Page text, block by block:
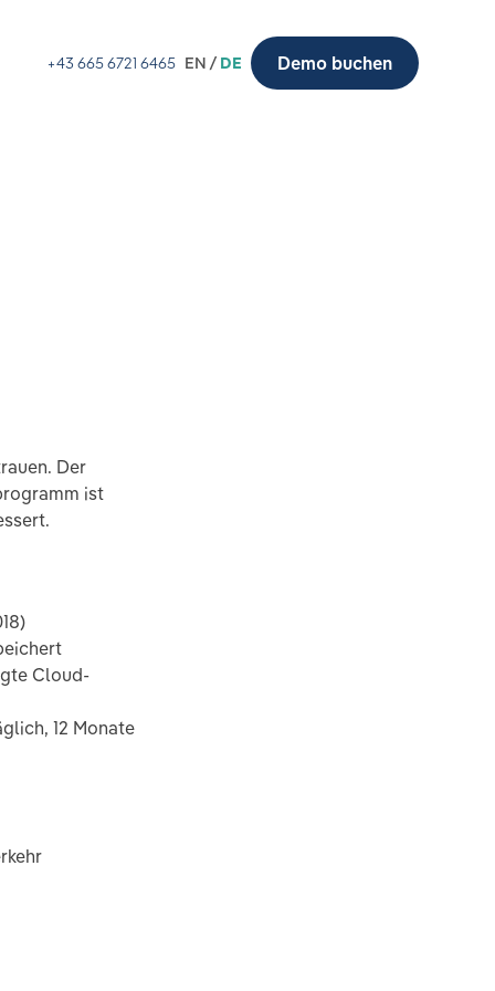
+43 665 6721 6465 EN / DE Demo buchen
Der
ist
Cloud-
12 Monate